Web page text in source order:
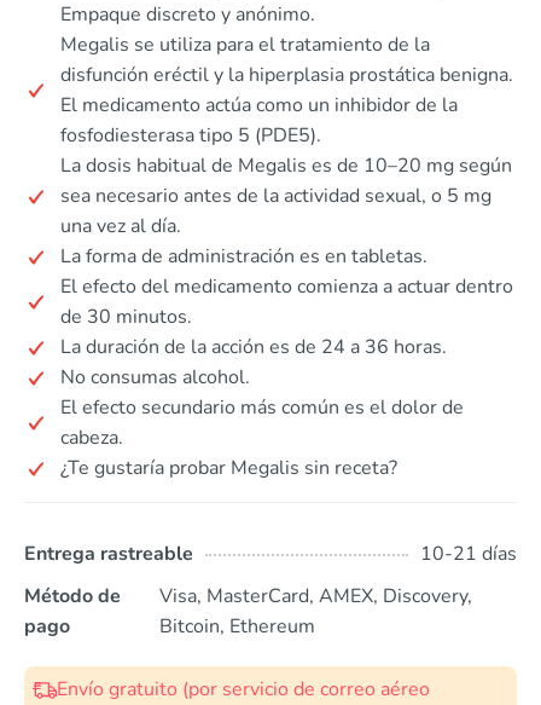
Empaque discreto y anónimo.
Megalis se utiliza para el tratamiento de la
disfunción eréctil y la hiperplasia prostática benigna.
El medicamento actúa como un inhibidor de la
fosfodiesterasa tipo 5 (PDE5).
La dosis habitual de Megalis es de 10–20 mg según
sea necesario antes de la actividad sexual, o 5 mg
una vez al día.
La forma de administración es en tabletas.
El efecto del medicamento comienza a actuar dentro
de 30 minutos.
La duración de la acción es de 24 a 36 horas.
No consumas alcohol.
El efecto secundario más común es el dolor de
cabeza.
¿Te gustaría probar Megalis sin receta?
Entrega rastreable
10-21 días
Método de
pago
Visa, MasterCard, AMEX, Discovery,
Bitcoin, Ethereum
Envío gratuito (por servicio de correo aéreo